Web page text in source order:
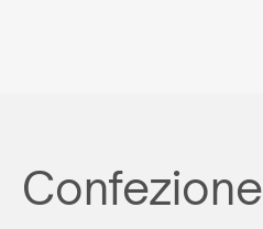
Confezione